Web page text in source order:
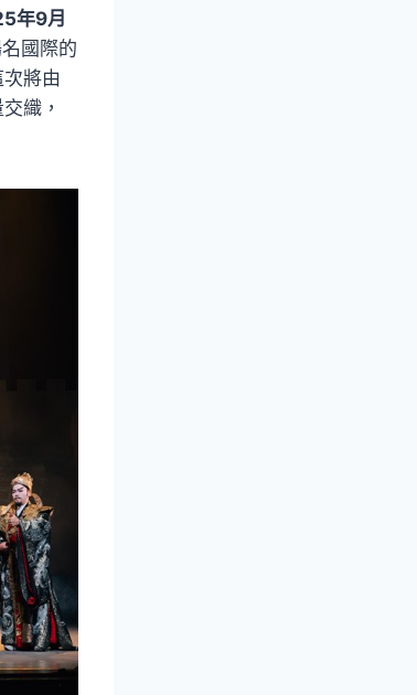
年9月
國際的
次將由
織，